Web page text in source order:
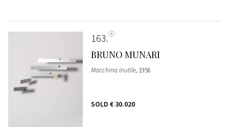
163
BRUNO MUNARI
Macchina inutile, 1956
SOLD € 30.020